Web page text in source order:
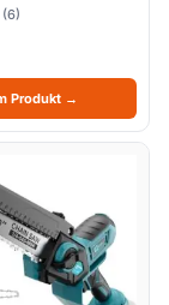
(6)
Produkt →